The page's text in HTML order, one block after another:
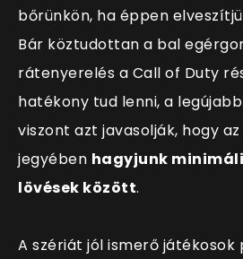
bőrünkön, ha éppen
Bár köztudottan a bal
rátenyerelés a Call of Duty
hatékony tud lenni, a
viszont azt javasolják, hogy
jegyében hagyjunk
lövések között.
A szériát jól ismerő játékosok